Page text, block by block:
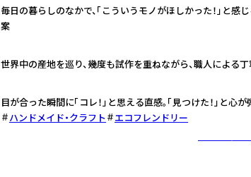
毎日の暮らしのなかで、「こういうモノがほしかった！」と
案
世界中の産地を巡り、幾度も試作を重ねながら、職人による
目が合った瞬間に「コレ！」と思える直感。「見つけた！」と
ハンドメイド・クラフト
エコフレンドリー